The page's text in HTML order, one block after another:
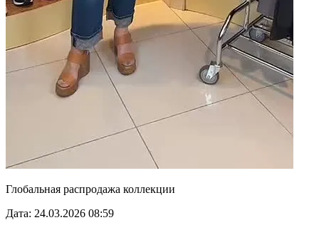
Глобальная распродажа коллекции
Дата: 24.03.2026 08:59